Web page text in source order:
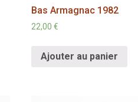
Bas Armagnac 1982
22,00€
Ajouter au panier